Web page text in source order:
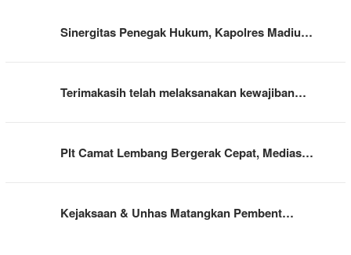
Sinergitas Penegak Hukum, Kapolres Madiu…
Terimakasih telah melaksanakan kewajiban…
Plt Camat Lembang Bergerak Cepat, Medias…
Kejaksaan & Unhas Matangkan Pembent…